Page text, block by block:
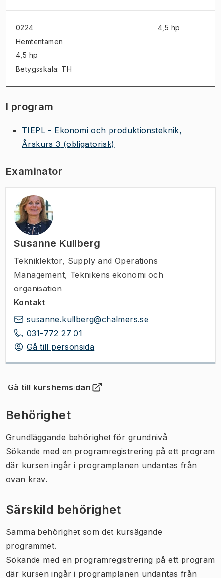
0224
Hemtentamen
4,5 hp
Betygsskala: TH
4,5 hp
I program
TIEPL - Ekonomi och produktionsteknik,
Årskurs 3 (obligatorisk)
Examinator
Susanne Kullberg
Tekniklektor, Supply and Operations
Management, Teknikens ekonomi och
organisation
Kontakt
susanne.kullberg@chalmers.se
031-772 27 01
Gå till personsida
Gå till kurshemsidan
(Öppnas i ny flik)
Behörighet
Grundläggande behörighet för grundnivå
Sökande med en programregistrering på ett program
där kursen ingår i programplanen undantas från
ovan krav.
Särskild behörighet
Samma behörighet som det kursägande
programmet.
Sökande med en programregistrering på ett program
där kursen ingår i programplanen undantas från